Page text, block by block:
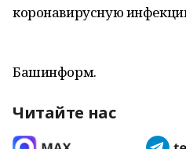
коронавирусную
Башинформ.
Читайте нас